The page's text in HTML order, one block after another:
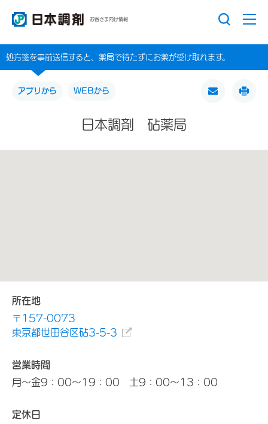
お客さま向け情報
処方箋を事前送信すると、薬局で待たずにお薬が受け取れます。
アプリから WEBから
日本調剤 砧薬局
所在地
〒157-0073
東京都世田谷区砧3-5-3
営業時間
月～金9：00～19：00 土9：00～13：00
定休日